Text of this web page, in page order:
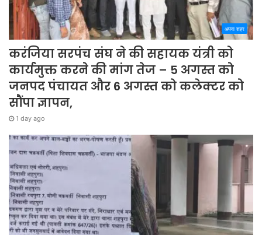
अपना शहर
करंजिया सरपंच संघ ने की सहायक यंत्री को
कार्यमुक्त करने की मांग तेज – 5 अगस्त को
जनपद पंचायत और 6 अगस्त को कलेक्टर को
सौंपा ज्ञापन,
1 day ago